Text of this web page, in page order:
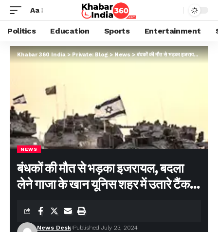
Aa
Politics Education Sports Entertainment
Khabar 360 India>Private: Blog>News>बंधकों की मौत से भड़का इजरायल, बदला लेने गाजा के खान यूनिस शहर में उतारे टैंक…
NEWS
बंधकों की मौत से भड़का इजरायल, बदला
लेने गाजा के खान यूनिस शहर में उतारे टैंक…
News Desk Published July 23, 2024